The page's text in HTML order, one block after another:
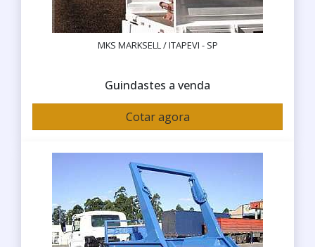
MKS MARKSELL / ITAPEVI - SP
Guindastes a venda
Cotar agora